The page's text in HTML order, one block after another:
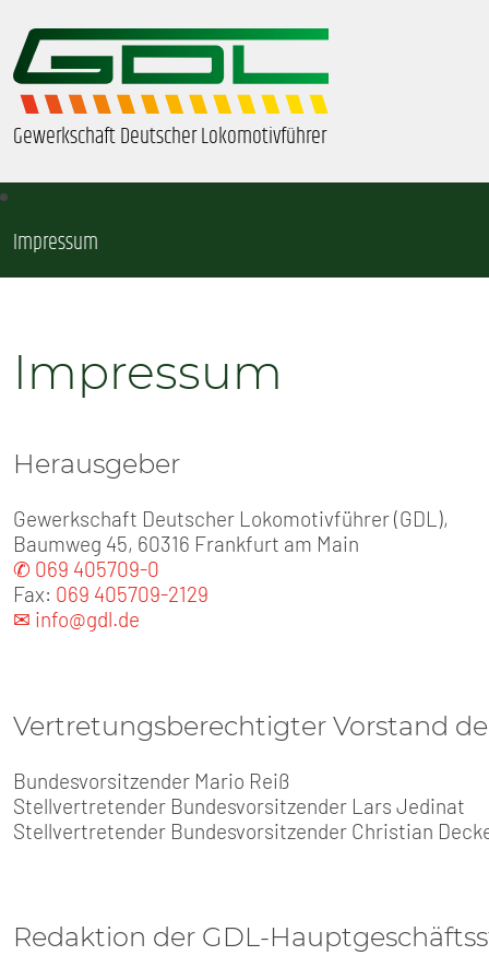
Gewerkschaft Deutscher Lokomotivführer
ÜBER UNS
GDL-JUGEND
TARIF
SERVICE
PRESSE
Impressum
Impressum
Herausgeber
Gewerkschaft Deutscher Lokomotivführer (GDL),
Baumweg 45, 60316 Frankfurt am Main
✆ 069 405709-0
Fax: 069 405709-2129
✉ info@gdl.de
Vertretungsberechtigter Vorstand
Bundesvorsitzender Mario Reiß
Stellvertretender Bundesvorsitzender Lars Jedinat
Stellvertretender Bundesvorsitzender Christian
Redaktion der GDL-